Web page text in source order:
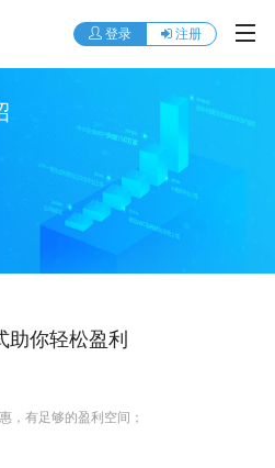
登录 注册
助你轻松盈利
，有足够的盈利空间；